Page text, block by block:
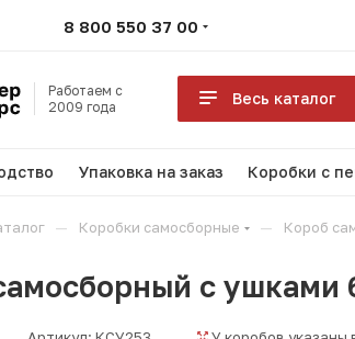
Работаем с
2009 года
Весь каталог
Упаковка на заказ Коробки с
8 800 550 37 00
— Коробки самосборные — Короб
с ушками